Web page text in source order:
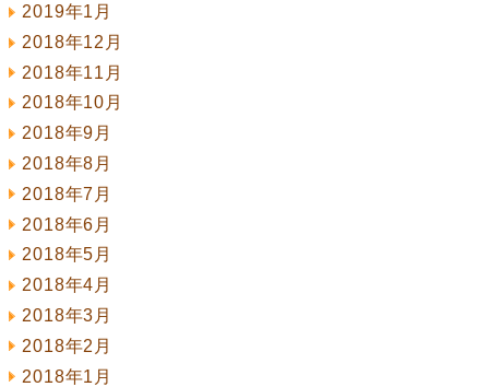
2019年1月
2018年12月
2018年11月
2018年10月
2018年9月
2018年8月
2018年7月
2018年6月
2018年5月
2018年4月
2018年3月
2018年2月
2018年1月